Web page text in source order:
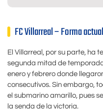
FC Villarreal – Forma actual
El Villarreal, por su parte, ha
segunda mitad de
enero y febrero donde
consecutivos. Sin embargo,
el submarino amarillo, pues
la senda de la victoria.